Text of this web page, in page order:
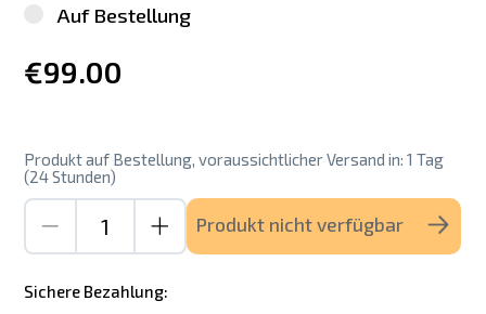
Auf Bestellung
€99.00
Produkt auf Bestellung, voraussichtlicher Versand in: 1 Tag
(24 Stunden)
Produkt nicht verfügbar
Sichere Bezahlung: